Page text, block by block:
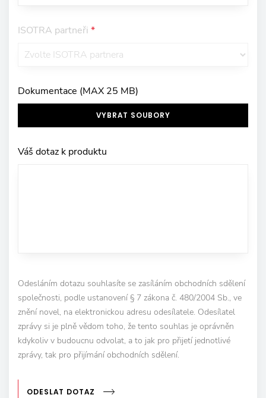
ISOTRA partneři *
Dokumentace (MAX 25 MB)
VYBRAT SOUBORY
Váš dotaz k produktu
Odesláním dotazu souhlasíte se zasíláním obchodních sdělení
společnosti, podle ustanovení § 7 zákona č. 480/2004 Sb., ve
znění novel, na elektronickou adresu odesílatele. Odesílatel
zprávy si je plně vědom toho, že tento souhlas je oprávněn
kdykoliv v budoucnu odvolat, a to jak pro přijetí jednotlivé
zprávy, tak pro přijímání obchodních sdělení.
ODESLAT DOTAZ